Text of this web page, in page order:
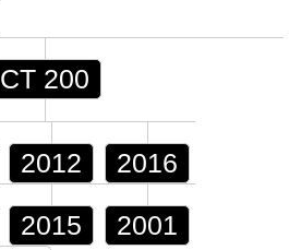
CT 200
2012 2016
2015 2001